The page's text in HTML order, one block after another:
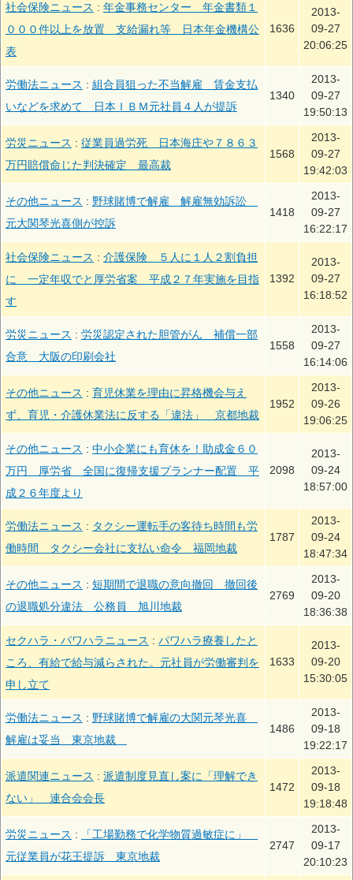
社会保険ニュース : 年金事務センター 年金書類１
０００件以上を放置 支給漏れ等 日本年金機構公
表
1636
2013-
09-27
20:06:25
労働法ニュース : 組合員狙った不当解雇 賃金支払
いなどを求めて 日本ＩＢＭ元社員４人が提訴
1340
2013-
09-27
19:50:13
労災ニュース : 従業員過労死 日本海庄や７８６３
万円賠償命じた判決確定 最高裁
1568
2013-
09-27
19:42:03
その他ニュース : 野球賭博で解雇 解雇無効訴訟
元大関琴光喜側が控訴
1418
2013-
09-27
16:22:17
社会保険ニュース : 介護保険 ５人に１人２割負担
に 一定年収でと厚労省案 平成２７年実施を目指
す
1392
2013-
09-27
16:18:52
労災ニュース : 労災認定された胆管がん 補償一部
合意 大阪の印刷会社
1558
2013-
09-27
16:14:06
その他ニュース : 育児休業を理由に昇格機会与え
ず、育児・介護休業法に反する「違法」 京都地裁
1952
2013-
09-26
19:06:25
その他ニュース : 中小企業にも育休を！助成金６０
万円 厚労省 全国に復帰支援プランナー配置 平
成２６年度より
2098
2013-
09-24
18:57:00
労働法ニュース : タクシー運転手の客待ち時間も労
働時間 タクシー会社に支払い命令 福岡地裁
1787
2013-
09-24
18:47:34
その他ニュース : 短期間で退職の意向撤回 撤回後
の退職処分違法 公務員 旭川地裁
2769
2013-
09-20
18:36:38
セクハラ・パワハラニュース : パワハラ療養したと
ころ、有給で給与減らされた。元社員が労働審判を
申し立て
1633
2013-
09-20
15:30:05
労働法ニュース : 野球賭博で解雇の大関元琴光喜
解雇は妥当 東京地裁
1486
2013-
09-18
19:22:17
派遣関連ニュース : 派遣制度見直し案に「理解でき
ない」 連合会会長
1472
2013-
09-18
19:18:48
労災ニュース :
「工場勤務で化学物質過敏症に」
元従業員が花王提訴 東京地裁
2747
2013-
09-17
20:10:23